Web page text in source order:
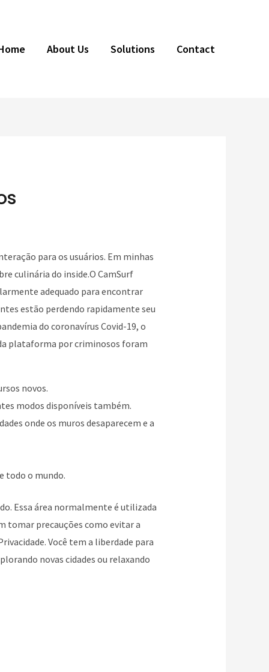
About Us Solutions Contact
para os usuários. Em minhas
culinária do inside.O CamSurf
adequado para encontrar
estão perdendo rapidamente seu
do coronavírus Covid-19, o
plataforma por criminosos foram
novos.
modos disponíveis também.
onde os muros desaparecem e a
todo o mundo.
Essa área normalmente é utilizada
tomar precauções como evitar a
Você tem a liberdade para
novas cidades ou relaxando